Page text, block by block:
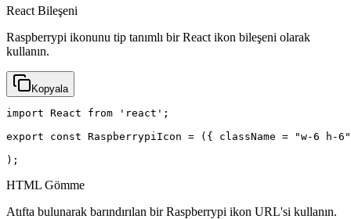
React Bileşeni
Raspberrypi ikonunu tip tanımlı bir React ikon bileşeni olarak
kullanın.
Kopyala
import React from 'react';
export const RaspberrypiIcon = ({ className = "w-6
);
HTML Gömme
Atıfta bulunarak barındırılan bir Raspberrypi ikon URL'si kullanın.